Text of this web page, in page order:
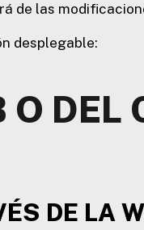
de las
desplegable:
DEL
DE LA